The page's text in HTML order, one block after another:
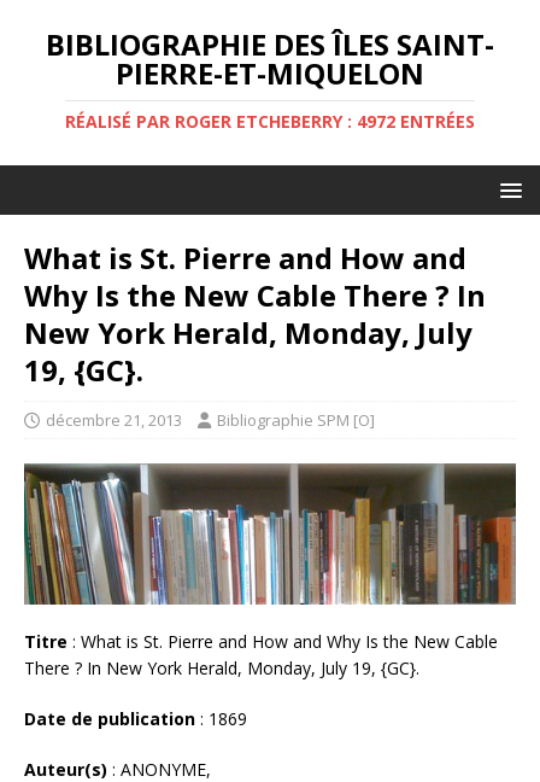
BIBLIOGRAPHIE DES ÎLES SAINT-
PIERRE-ET-MIQUELON
RÉALISÉ PAR ROGER ETCHEBERRY : 4972 ENTRÉES
What is St. Pierre and How and
Why Is the New Cable There ? In
New York Herald, Monday, July
19, {GC}.
décembre 21, 2013 Bibliographie SPM [O]
Titre : What is St. Pierre and How and Why Is the New Cable
There ? In New York Herald, Monday, July 19, {GC}.
Date de publication : 1869
Auteur(s) : ANONYME,